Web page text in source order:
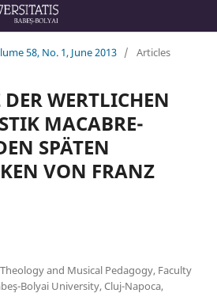
58, No. 1, June 2013 / Articles
WERTLICHEN
MACABRE-
SPÄTEN
VON FRANZ
and Musical Pedagogy, Faculty
Bolyai University, Cluj-Napoca,